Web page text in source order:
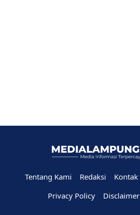
Tentang Kami Redaksi Kontak
Privacy Policy
Disclaimer